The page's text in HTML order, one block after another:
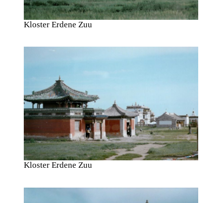
Kloster Erdene Zuu
Kloster Erdene Zuu